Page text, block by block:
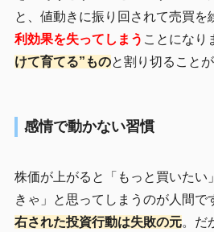
と、値動きに振り回されて売買を
利効果を失ってしまう ことになり
けて育てる”ものと割り切ることが
感情で動かない習慣
株価が上がると「もっと買いたい
きゃ」と思ってしまうのが人間で
右された投資行動は失敗の元。だ